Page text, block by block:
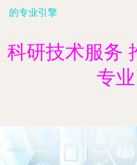
的专业引擎
科研技术服务
专